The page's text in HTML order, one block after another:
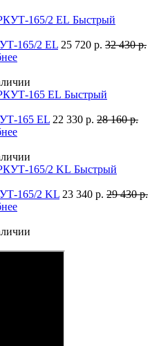
Быстрый
165/2 EL 25 720 р. 32 430 р.
Быстрый
165 EL 22 330 р. 28 160 р.
Быстрый
165/2 KL 23 340 р. 29 430 р.